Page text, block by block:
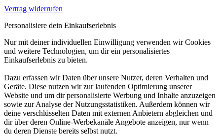
Vertrag widerrufen
Personalisiere dein Einkaufserlebnis
Nur mit deiner individuellen Einwilligung verwenden wir Cookies
und weitere Technologien, um dir ein personalisiertes
Einkaufserlebnis zu bieten.
Dazu erfassen wir Daten über unsere Nutzer, deren Verhalten und
Geräte. Diese nutzen wir zur laufenden Optimierung unserer
Website und um dir personalisierte Werbung und Inhalte anzuzeigen
sowie zur Analyse der Nutzungsstatistiken. Außerdem können wir
deine verschlüsselten Daten mit externen Anbietern abgleichen und
dir über deren Online-Werbekanäle Angebote anzeigen, nur wenn
du deren Dienste bereits selbst nutzt.